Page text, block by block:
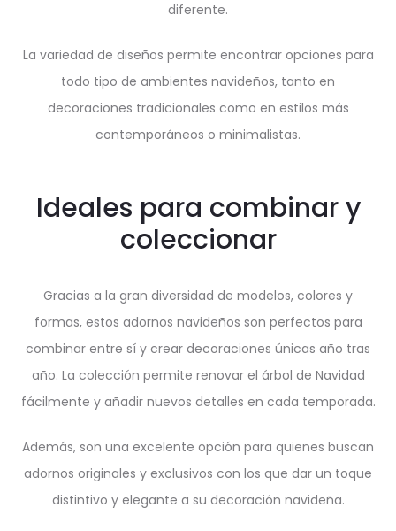
diferente.
La variedad de diseños permite encontrar opciones para
todo tipo de ambientes navideños, tanto en
decoraciones tradicionales como en estilos más
contemporáneos o minimalistas.
Ideales para combinar y
coleccionar
Gracias a la gran diversidad de modelos, colores y
formas, estos adornos navideños son perfectos para
combinar entre sí y crear decoraciones únicas año tras
año. La colección permite renovar el árbol de Navidad
fácilmente y añadir nuevos detalles en cada temporada.
Además, son una excelente opción para quienes buscan
adornos originales y exclusivos con los que dar un toque
distintivo y elegante a su decoración navideña.